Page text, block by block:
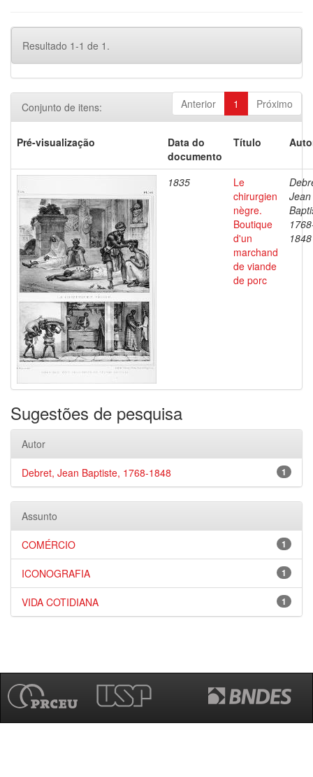
Resultado 1-1 de 1.
Anterior 1 Próximo
Conjunto de itens:
Pré-visualização
Data do
documento
Título
1835
Le
chirurgien
nègre.
Boutique
d'un
marchand
de viande
de porc
Jean
1848
Sugestões de pesquisa
Autor
1
Debret, Jean Baptiste, 1768-1848
Assunto
1
COMÉRCIO
1
ICONOGRAFIA
1
VIDA COTIDIANA